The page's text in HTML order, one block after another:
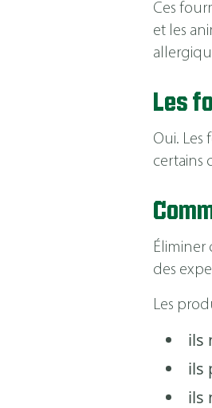
Ces
et les
Les
Oui.
certains
Éliminer
des
Les
ils
ils
ils